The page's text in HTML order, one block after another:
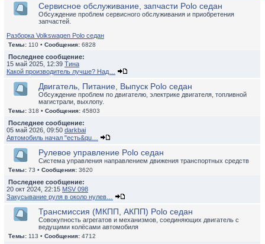
Сервисное обслуживание, запчасти Polo седан
Обсуждение проблем сервисного обслуживания и приобретения
запчастей.
Разборка Volkswagen Polo седан
Темы: 110 • Сообщения: 6828
Последнее сообщение:
15 май 2025, 12:39 Тина
Какой производитель лучше? Над…
Двигатель, Питание, Выпуск Polo седан
Обсуждение проблем по двигателю, электрике двигателя, топливной
магистрали, выхлопу.
Темы: 318 • Сообщения: 45803
Последнее сообщение:
05 май 2026, 09:50 darkbai
Автомобиль начал "есть&qu…
Рулевое управление Polo седан
Система управления направлением движения транспортных средств
Темы: 73 • Сообщения: 3620
Последнее сообщение:
20 окт 2024, 22:15 MSV 098
Закусывание руля в около нулев…
Трансмиссия (МКПП, АКПП) Polo седан
Совокупность агрегатов и механизмов, соединяющих двигатель с
ведущими колёсами автомобиля
Темы: 113 • Сообщения: 4712